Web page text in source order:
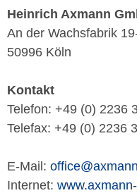
Heinrich Axmann
An der Wachsfabrik
50996 Köln
Kontakt
Telefon: +49 (0) 2236
Telefax: +49 (0) 2236
E-Mail:
Internet: